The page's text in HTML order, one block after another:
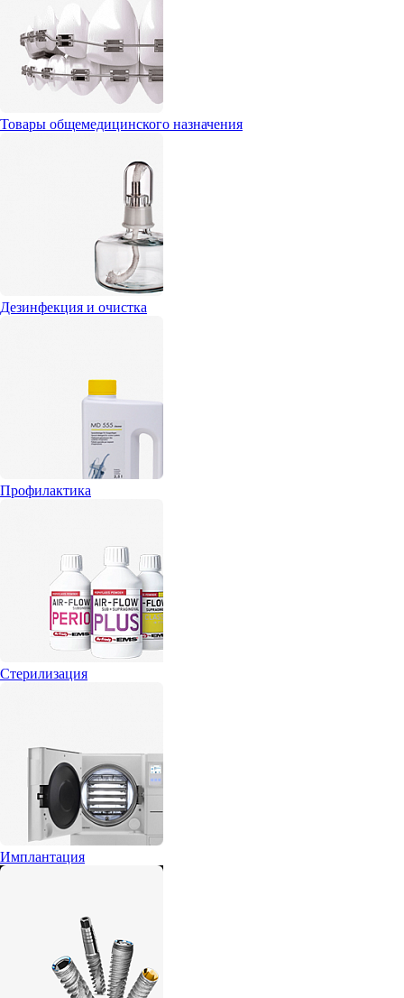
Товары общемедицинского назначения
Дезинфекция и очистка
Профилактика
Стерилизация
Имплантация